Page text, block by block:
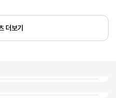
더보기